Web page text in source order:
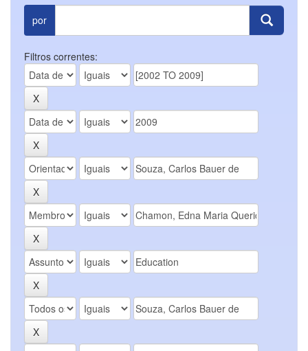
por
Filtros correntes: